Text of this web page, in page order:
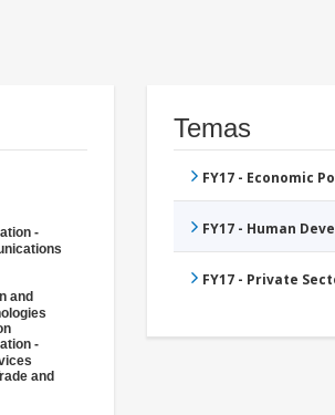
-
and
-
and
Temas
FY17 - Economic
FY17 - Human
FY17 - Private